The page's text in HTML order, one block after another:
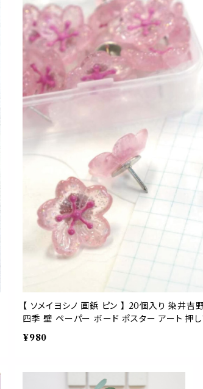
【 ソメイヨシノ 画鋲 ピン 】 20個入り 染井
四季 壁 ペーパー ボード ポスター アート 押
務用品 小学校 入学式 ポスト カード メッセー
¥980